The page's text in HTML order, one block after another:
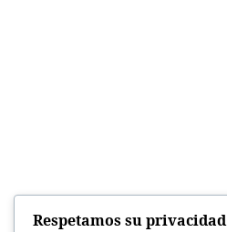
Respetamos su privacidad